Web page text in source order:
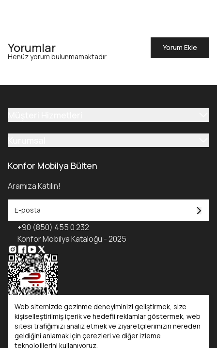
Web sitemizde gezinme deneyiminizi geliştirmek, size
kişiselleştirilmiş içerik ve hedefli reklamlar göstermek, web
sitesi trafiğimizi analiz etmek ve ziyaretçilerimizin nereden
geldiğini anlamak için çerezleri ve diğer izleme
teknolojilerini kullanıyoruz.
Yorumlar
Yorum Ekle
Henüz yorum bulunmamaktadır
Kataloglar
Konfor Mobilya Bülten
Aramıza Katılın!
+90 (850) 455 0 232
Konfor Mobilya Kataloğu - 2025